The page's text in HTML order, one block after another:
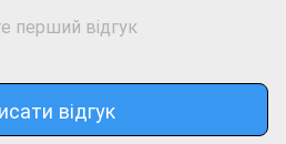
перший відгук
відгук